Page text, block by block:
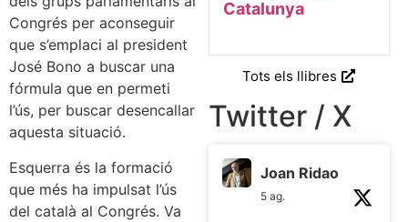
Congrés per aconseguir
que s’emplaci al president
José Bono a buscar una
fórmula que en permeti
l’ús, per buscar desencallar
aquesta situació.
Esquerra és la formació
que més ha impulsat l’ús
del català al Congrés. Va
Catalunya
Tots els llibres
Twitter / X
Joan Ridao
5 ag.